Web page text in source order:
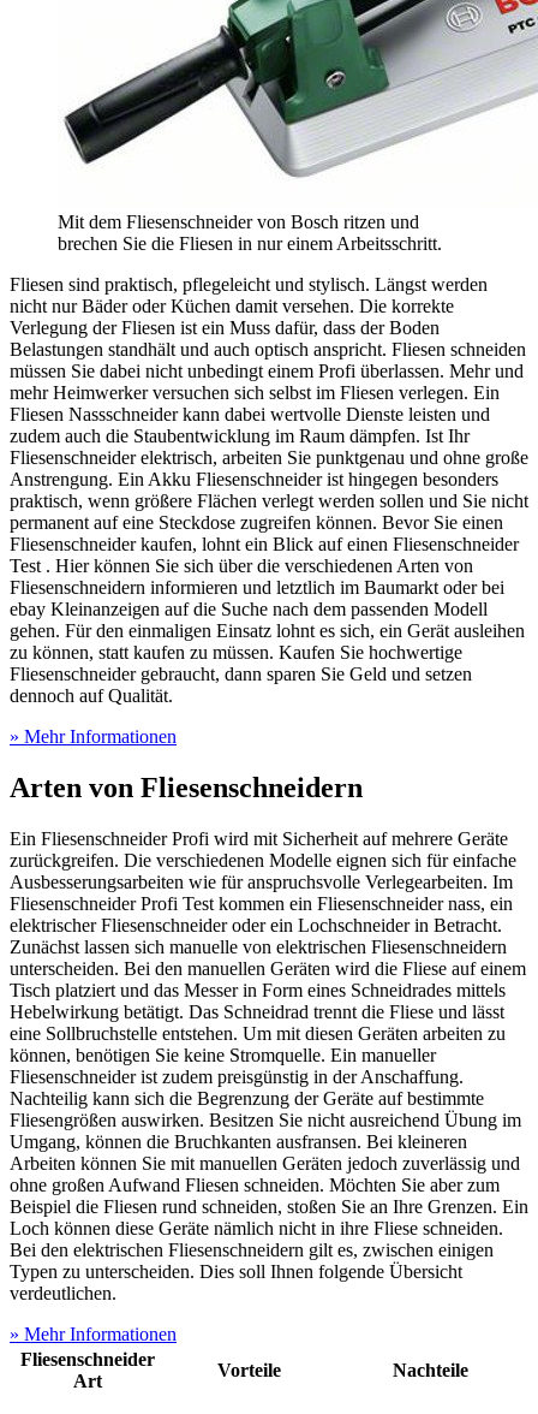
Mit dem Fliesenschneider von Bosch ritzen und
brechen Sie die Fliesen in nur einem Arbeitsschritt.
Fliesen sind praktisch, pflegeleicht und stylisch. Längst werden
nicht nur Bäder oder Küchen damit versehen. Die korrekte
Verlegung der Fliesen ist ein Muss dafür, dass der Boden
Belastungen standhält und auch optisch anspricht. Fliesen schneiden
müssen Sie dabei nicht unbedingt einem Profi überlassen. Mehr und
mehr Heimwerker versuchen sich selbst im Fliesen verlegen. Ein
Fliesen Nassschneider kann dabei wertvolle Dienste leisten und
zudem auch die Staubentwicklung im Raum dämpfen. Ist Ihr
Fliesenschneider elektrisch, arbeiten Sie punktgenau und ohne große
Anstrengung. Ein Akku Fliesenschneider ist hingegen besonders
praktisch, wenn größere Flächen verlegt werden sollen und Sie nicht
permanent auf eine Steckdose zugreifen können. Bevor Sie einen
Fliesenschneider kaufen, lohnt ein Blick auf einen Fliesenschneider
Test . Hier können Sie sich über die verschiedenen Arten von
Fliesenschneidern informieren und letztlich im Baumarkt oder bei
ebay Kleinanzeigen auf die Suche nach dem passenden Modell
gehen. Für den einmaligen Einsatz lohnt es sich, ein Gerät ausleihen
zu können, statt kaufen zu müssen. Kaufen Sie hochwertige
Fliesenschneider gebraucht, dann sparen Sie Geld und setzen
dennoch auf Qualität.
» Mehr Informationen
Arten von Fliesenschneidern
Ein Fliesenschneider Profi wird mit Sicherheit auf mehrere Geräte
zurückgreifen. Die verschiedenen Modelle eignen sich für einfache
Ausbesserungsarbeiten wie für anspruchsvolle Verlegearbeiten. Im
Fliesenschneider Profi Test kommen ein Fliesenschneider nass, ein
elektrischer Fliesenschneider oder ein Lochschneider in Betracht.
Zunächst lassen sich manuelle von elektrischen Fliesenschneidern
unterscheiden. Bei den manuellen Geräten wird die Fliese auf einem
Tisch platziert und das Messer in Form eines Schneidrades mittels
Hebelwirkung betätigt. Das Schneidrad trennt die Fliese und lässt
eine Sollbruchstelle entstehen. Um mit diesen Geräten arbeiten zu
können, benötigen Sie keine Stromquelle. Ein manueller
Fliesenschneider ist zudem preisgünstig in der Anschaffung.
Nachteilig kann sich die Begrenzung der Geräte auf bestimmte
Fliesengrößen auswirken. Besitzen Sie nicht ausreichend Übung im
Umgang, können die Bruchkanten ausfransen. Bei kleineren
Arbeiten können Sie mit manuellen Geräten jedoch zuverlässig und
ohne großen Aufwand Fliesen schneiden. Möchten Sie aber zum
Beispiel die Fliesen rund schneiden, stoßen Sie an Ihre Grenzen. Ein
Loch können diese Geräte nämlich nicht in ihre Fliese schneiden.
Bei den elektrischen Fliesenschneidern gilt es, zwischen einigen
Typen zu unterscheiden. Dies soll Ihnen folgende Übersicht
verdeutlichen.
» Mehr Informationen
Fliesenschneider
Art
Vorteile Nachteile